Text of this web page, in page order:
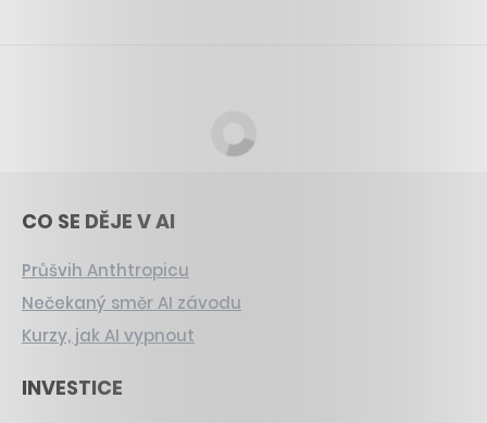
CO SE DĚJE V AI
Průšvih Anthtropicu
Nečekaný směr AI závodu
Kurzy, jak AI vypnout
INVESTICE